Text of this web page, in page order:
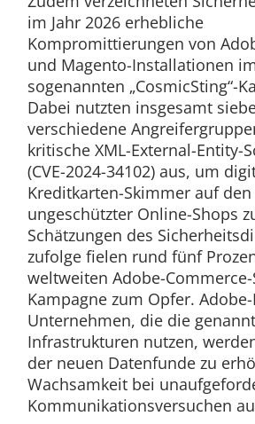
im Jahr 2026 erhebliche
Kompromittierungen von
und Magento-Installationen
sogenannten „CosmicSting“-
Dabei nutzten insgesamt
verschiedene
kritische XML-External-Entity-
(CVE-2024-34102) aus, um
Kreditkarten-Skimmer auf
ungeschützter Online-Shops
Schätzungen des
zufolge fielen rund fünf
weltweiten Adobe-
Kampagne zum Opfer.
Unternehmen, die die
Infrastrukturen nutzen,
der neuen Datenfunde zu
Wachsamkeit bei
Kommunikationsversuchen